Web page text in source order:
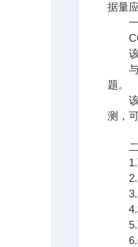
据量
一
该设
与传
题。
该设
测，
二
1.顶
2.原
3.风
4.标
5.两
6.传